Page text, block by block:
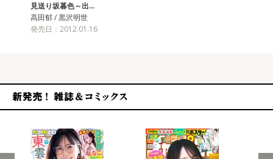
見送り坂暮色～出…
高田郁 / 黒沢明世
発売日：2012.01.16